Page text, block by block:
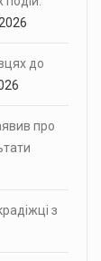
до
про
з